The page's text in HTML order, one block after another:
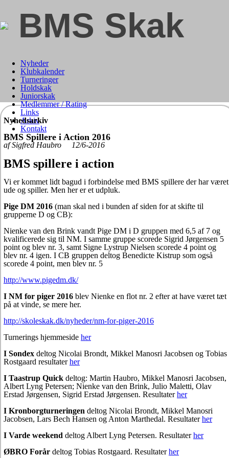
BMS Skak
Nyheder
Klubkalender
Turneringer
Holdskak
Juniorskak
Medlemmer / Rating
Links
Arkiv
Kontakt
Nyhedsarkiv
BMS Spillere i Action 2016
af Sigfred Haubro 12/6-2016
BMS spillere i action
Vi er kommet lidt bagud i forbindelse med BMS spillere der har været
ude og spiller. Men her er et udpluk.
Pige DM 2016 (man skal ned i bunden af siden for at skifte til
grupperne D og CB):
Nienke van den Brink vandt Pige DM i D gruppen med 6,5 af 7 og
kvalificerede sig til NM. I samme gruppe scorede Sigrid Jørgensen 5
point og blev nr. 3, samt Signe Lystrup Nielsen scorede 4 point og
blev nr. 4 igen. I CB gruppen deltog Benedicte Kistrup som også
scorede 4 point, men blev nr. 5
http://www.pigedm.dk/
I NM for piger 2016 blev Nienke en flot nr. 2 efter at have været tæt
på at vinde, se mere her.
http://skoleskak.dk/nyheder/nm-for-piger-2016
Turnerings hjemmeside her
I Sondex deltog Nicolai Brondt, Mikkel Manosri Jacobsen og Tobias
Rostgaard resultaterher
I Taastrup Quick deltog: Martin Haubro, Mikkel Manosri Jacobsen,
Albert Lyng Petersen; Nienke van den Brink, Julio Maletti, Olav
Erstad Jørgensen, Sigrid Erstad Jørgensen. Resultaterher
I Kronborgturneringen deltog Nicolai Brondt, Mikkel Manosri
Jacobsen, Lars Bech Hansen og Anton Marthedal. Resultaterher
I Varde weekend deltog Albert Lyng Petersen. Resultaterher
ØBRO Forår deltog Tobias Rostgaard. Resultaterher